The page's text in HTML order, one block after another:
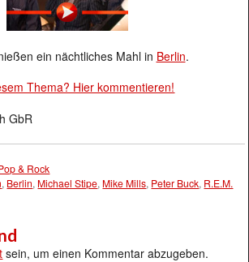
ein nächtliches Mahl in Berlin.
Thema? Hier kommentieren!
GbR
& Rock
, Berlin, Michael Stipe, Mike Mills, Peter Buck, R.E.M.
sein, um einen Kommentar abzugeben.